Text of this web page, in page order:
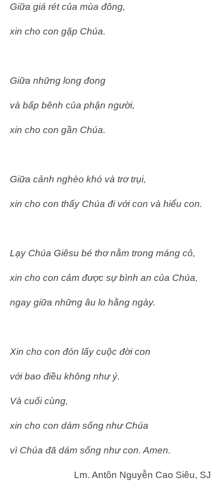
Giữa giá rét của mùa đông,
xin cho con gặp Chúa.
Giữa những long đong
và bấp bênh của phận người,
xin cho con gần Chúa.
Giữa cảnh nghèo khó và trơ trụi,
xin cho con thấy Chúa đi với con và hiểu con.
Lạy Chúa Giêsu bé thơ nằm trong máng cỏ,
xin cho con cảm được sự bình an của Chúa,
ngay giữa những âu lo hằng ngày.
Xin cho con đón lấy cuộc đời con
với bao điều không như ý.
Và cuối cùng,
xin cho con dám sống như Chúa
vì Chúa đã dám sống như con. Amen.
Lm. Antôn Nguyễn Cao Siêu, SJ